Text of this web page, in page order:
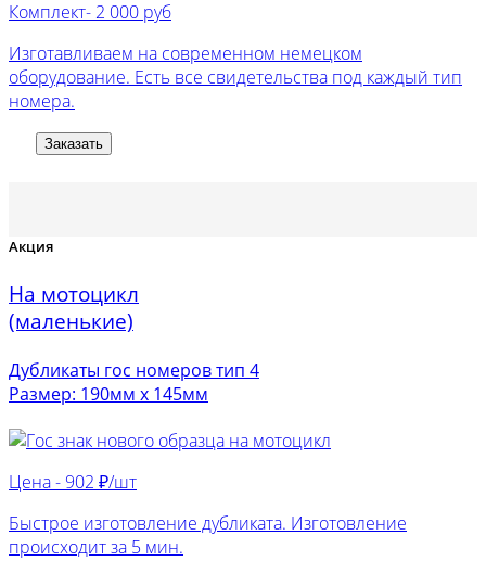
Комплект- 2 000 руб
Изготавливаем на современном немецком
оборудование. Есть все свидетельства под каждый тип
номера.
Заказать
Акция
На мотоцикл
(маленькие)
Дубликаты гос номеров тип 4
Размер: 190мм х 145мм
Цена - 902 ₽/шт
Быстрое изготовление дубликата. Изготовление
происходит за 5 мин.